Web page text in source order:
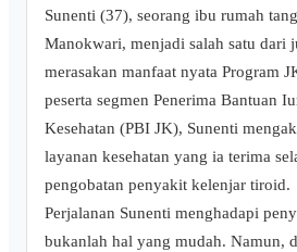
Sunenti (37), seorang ibu rumah
Manokwari, menjadi salah satu dari
merasakan manfaat nyata Program
peserta segmen Penerima Bantuan
Kesehatan (PBI JK), Sunenti
layanan kesehatan yang ia terima
pengobatan penyakit kelenjar tiroid.
Perjalanan Sunenti menghadapi
bukanlah hal yang mudah. Namun,